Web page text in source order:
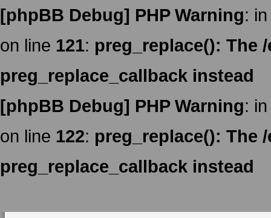
[phpBB Debug] PHP Warning:
on line 121: preg_replace(): The
preg_replace_callback instead
[phpBB Debug] PHP Warning:
on line 122: preg_replace(): The
preg_replace_callback instead